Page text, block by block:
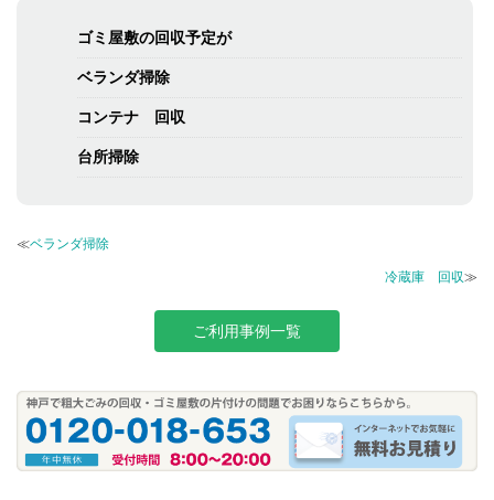
ゴミ屋敷の回収予定が
ベランダ掃除
コンテナ 回収
台所掃除
≪ベランダ掃除
冷蔵庫 回収≫
ご利用事例一覧